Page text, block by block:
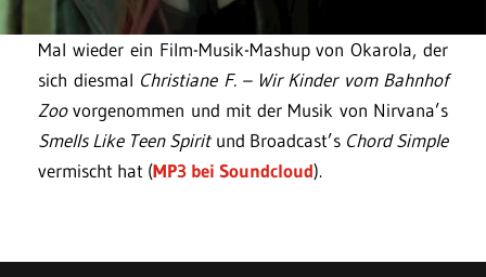
Mal wieder ein Film-Musik-Mashup von Okarola, der
sich diesmal Christiane F. – Wir Kinder vom Bahnhof
Zoovorgenommen und mit der Musik von Nirvana’s
Smells Like Teen Spiritund Broadcast’s Chord Simple
vermischt hat (MP3 bei Soundcloud).